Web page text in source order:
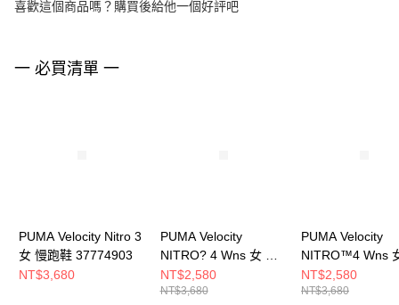
喜歡這個商品嗎？購買後給他一個好評吧
一 必買清單 一
PUMA Velocity Nitro 3
女 慢跑鞋 37774903
NT$3,680
PUMA Velocity
NITRO? 4 Wns 女 跑
步鞋 31114117
NT$2,580
NT$3,680
PUMA Velocity
NITRO™4 Wns
步鞋 31114111
NT$2,580
NT$3,680